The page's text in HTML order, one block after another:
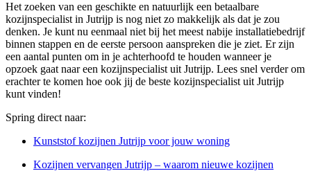
Het zoeken van een geschikte en natuurlijk een betaalbare
kozijnspecialist in Jutrijp is nog niet zo makkelijk als dat je zou
denken. Je kunt nu eenmaal niet bij het meest nabije installatiebedrijf
binnen stappen en de eerste persoon aanspreken die je ziet. Er zijn
een aantal punten om in je achterhoofd te houden wanneer je
opzoek gaat naar een kozijnspecialist uit Jutrijp. Lees snel verder om
erachter te komen hoe ook jij de beste kozijnspecialist uit Jutrijp
kunt vinden!
Spring direct naar:
Kunststof kozijnen Jutrijp voor jouw woning
Kozijnen vervangen Jutrijp – waarom nieuwe kozijnen